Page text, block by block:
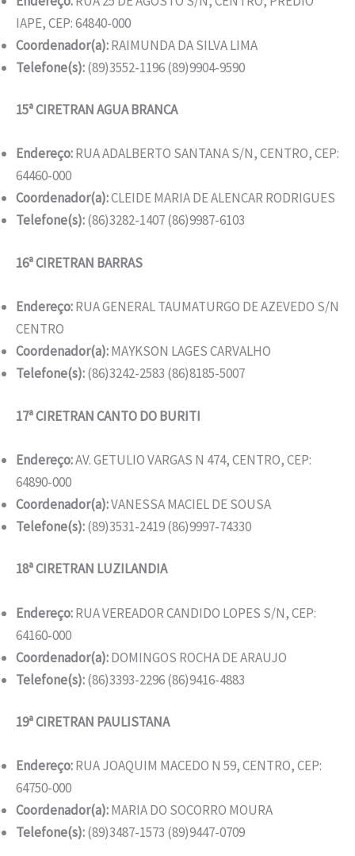
IAPE, CEP: 64840-000
Coordenador(a):RAIMUNDA DA SILVA LIMA
Telefone(s):(89)3552-1196 (89)9904-9590
15ª CIRETRAN AGUA BRANCA
Endereço:RUA ADALBERTO SANTANA S/N, CENTRO, CEP:
64460-000
Coordenador(a):CLEIDE MARIA DE ALENCAR RODRIGUES
Telefone(s):(86)3282-1407 (86)9987-6103
16ª CIRETRAN BARRAS
Endereço:RUA GENERAL TAUMATURGO DE AZEVEDO S/N
CENTRO
Coordenador(a):MAYKSON LAGES CARVALHO
Telefone(s):(86)3242-2583 (86)8185-5007
17ª CIRETRAN CANTO DO BURITI
Endereço:AV. GETULIO VARGAS N 474, CENTRO, CEP:
64890-000
Coordenador(a):VANESSA MACIEL DE SOUSA
Telefone(s):(89)3531-2419 (86)9997-74330
18ª CIRETRAN LUZILANDIA
Endereço:RUA VEREADOR CANDIDO LOPES S/N, CEP:
64160-000
Coordenador(a):DOMINGOS ROCHA DE ARAUJO
Telefone(s):(86)3393-2296 (86)9416-4883
19ª CIRETRAN PAULISTANA
Endereço:RUA JOAQUIM MACEDO N 59, CENTRO, CEP:
64750-000
Coordenador(a):MARIA DO SOCORRO MOURA
Telefone(s):(89)3487-1573 (89)9447-0709